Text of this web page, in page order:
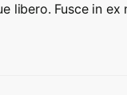
libero. Fusce in ex